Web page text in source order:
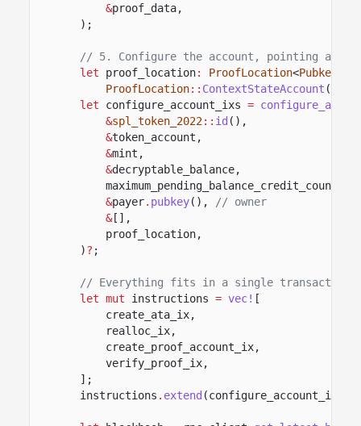
&proof_data,
);
// 5. Configure the account, pointing at
let
proof_location: ProofLocation<
ProofLocation:: ContextStateAccount (
let
configure_account_ixs =
&spl_token_2022:: id (),
&token_account,
&mint,
&decryptable_balance,
maximum_pending_balance_credit_counter,
&payer. pubkey(),
// owner
&[],
proof_location,
)? ;
// Everything fits in a single transaction.
let mut
instructions = vec! [
create_ata_ix,
realloc_ix,
create_proof_account_ix,
verify_proof_ix,
];
instructions . extend (configure_account_ixs);